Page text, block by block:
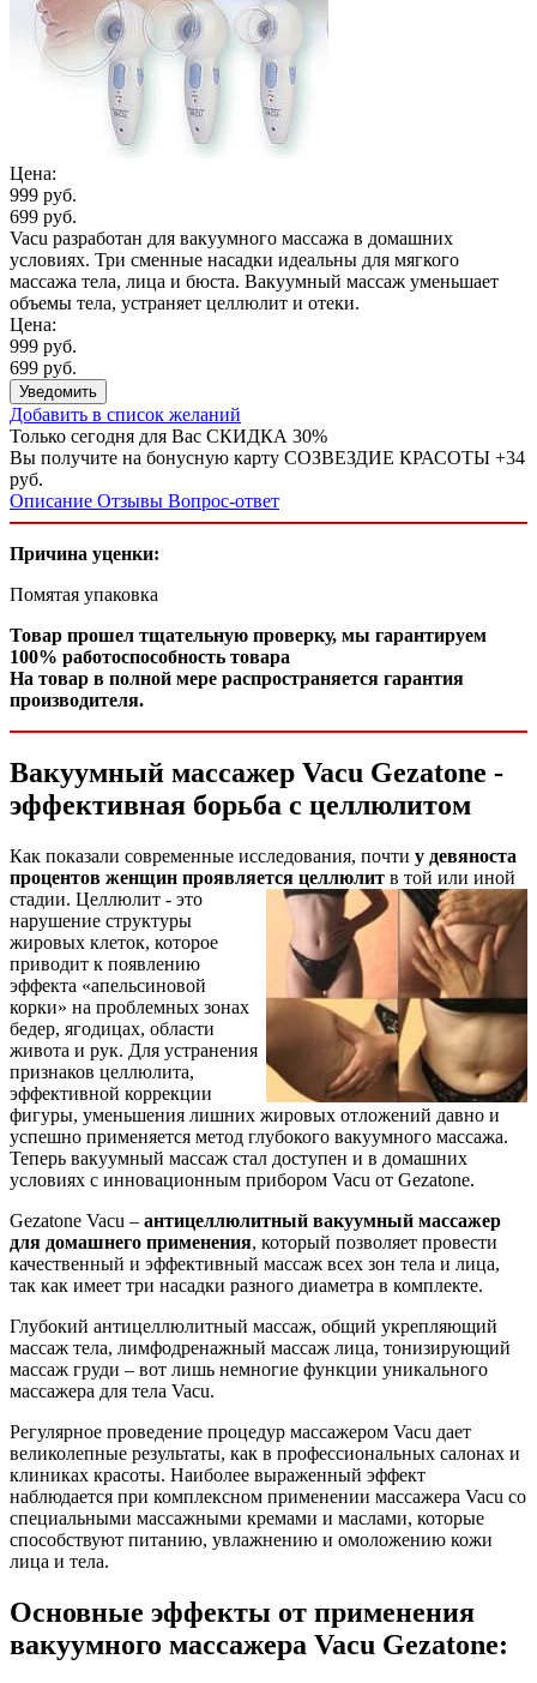
Цена:
999 руб.
699 руб.
Vacu разработан для вакуумного массажа в домашних
условиях. Три сменные насадки идеальны для мягкого
массажа тела, лица и бюста. Вакуумный массаж уменьшает
объемы тела, устраняет целлюлит и отеки.
Цена:
999 руб.
699 руб.
Уведомить
Добавить в список желаний
Только сегодня для Вас СКИДКА 30%
Вы получите на бонусную карту СОЗВЕЗДИЕ КРАСОТЫ +34
руб.
Описание Отзывы Вопрос-ответ
Причина уценки:
Помятая упаковка
Товар прошел тщательную проверку, мы гарантируем
100% работоспособность товара
На товар в полной мере распространяется гарантия
производителя.
Вакуумный массажер Vacu Gezatone -
эффективная борьба с целлюлитом
Как показали современные исследования, почти у девяноста
процентов женщин проявляется целлюлит в той или иной
стадии. Целлюлит - это
нарушение структуры
жировых клеток, которое
приводит к появлению
эффекта «апельсиновой
корки» на проблемных зонах
бедер, ягодицах, области
живота и рук. Для устранения
признаков целлюлита,
эффективной коррекции
фигуры, уменьшения лишних жировых отложений давно и
успешно применяется метод глубокого вакуумного массажа.
Теперь вакуумный массаж стал доступен и в домашних
условиях с инновационным прибором Vacu от Gezatone.
Gezatone Vacu – антицеллюлитный вакуумный массажер
для домашнего применения, который позволяет провести
качественный и эффективный массаж всех зон тела и лица,
так как имеет три насадки разного диаметра в комплекте.
Глубокий антицеллюлитный массаж, общий укрепляющий
массаж тела, лимфодренажный массаж лица, тонизирующий
массаж груди – вот лишь немногие функции уникального
массажера для тела Vacu.
Регулярное проведение процедур массажером Vacu дает
великолепные результаты, как в профессиональных салонах и
клиниках красоты. Наиболее выраженный эффект
наблюдается при комплексном применении массажера Vacu со
специальными массажными кремами и маслами, которые
способствуют питанию, увлажнению и омоложению кожи
лица и тела.
Основные эффекты от применения
вакуумного массажера Vacu Gezatone: